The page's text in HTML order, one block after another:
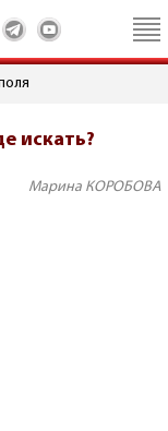
искать?
Марина КОРОБОВА